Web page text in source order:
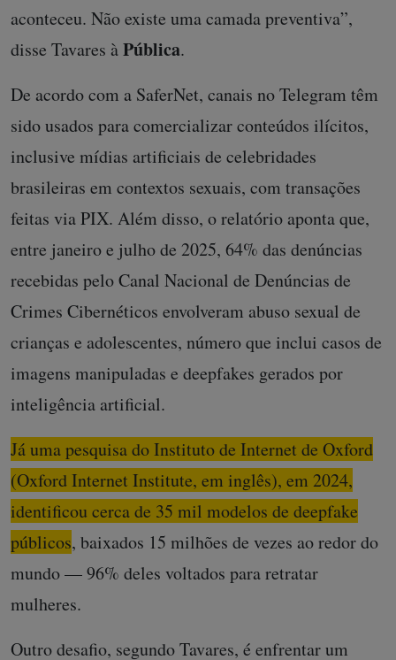
aconteceu. Não existe uma camada preventiva”,
disse Tavares àPública.
De acordo com a SaferNet, canais no Telegram têm
sido usados para comercializar conteúdos ilícitos,
inclusive mídias artificiais de celebridades
brasileiras em contextos sexuais, com transações
feitas via PIX. Além disso, o relatório aponta que,
entre janeiro e julho de 2025, 64% das denúncias
recebidas pelo Canal Nacional de Denúncias de
Crimes Cibernéticos envolveram abuso sexual de
crianças e adolescentes, número que inclui casos de
imagens manipuladas e deepfakes gerados por
inteligência artificial.
Já uma pesquisa do Instituto de Internet de Oxford
(Oxford Internet Institute, em inglês), em 2024,
identificou cerca de 35 mil modelos de deepfake
públicos, baixados 15 milhões de vezes ao redor do
mundo— 96% deles voltados para retratar
mulheres.
Outro desafio, segundo Tavares, é enfrentar um